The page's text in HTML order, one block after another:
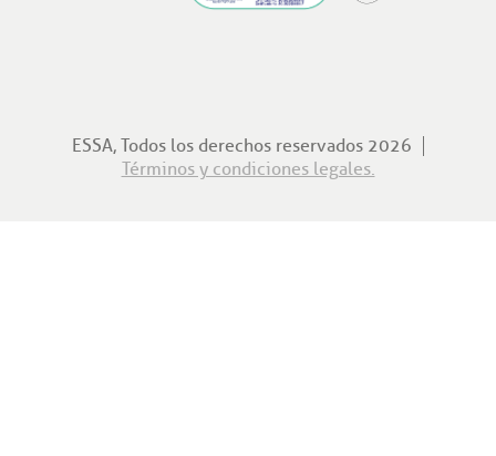
ESSA, Todos los derechos reservados 2026
Términos y condiciones legales.